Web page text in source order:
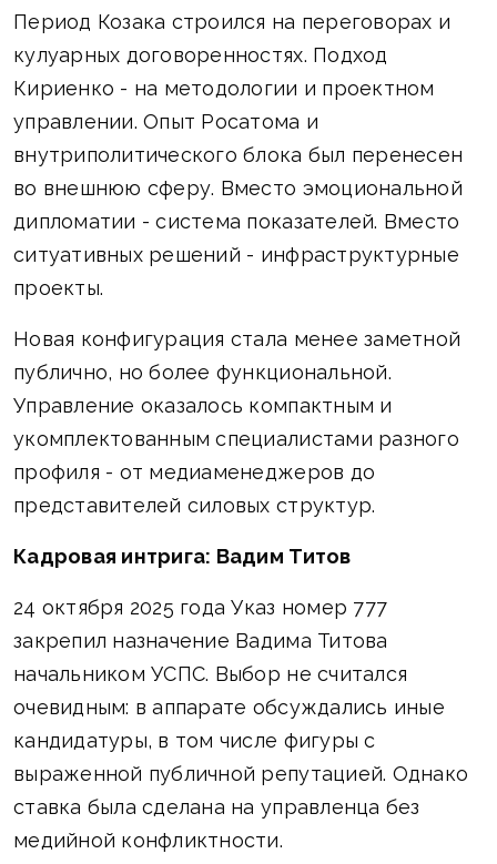
Период Козака строился на переговорах и
кулуарных договоренностях. Подход
Кириенко - на методологии и проектном
управлении. Опыт Росатома и
внутриполитического блока был перенесен
во внешнюю сферу. Вместо эмоциональной
дипломатии - система показателей. Вместо
ситуативных решений - инфраструктурные
проекты.
Новая конфигурация стала менее заметной
публично, но более функциональной.
Управление оказалось компактным и
укомплектованным специалистами разного
профиля - от медиаменеджеров до
представителей силовых структур.
Кадровая интрига: Вадим Титов
24 октября 2025 года Указ номер 777
закрепил назначение Вадима Титова
начальником УСПС. Выбор не считался
очевидным: в аппарате обсуждались иные
кандидатуры, в том числе фигуры с
выраженной публичной репутацией. Однако
ставка была сделана на управленца без
медийной конфликтности.